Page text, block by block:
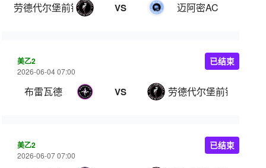
劳德代尔堡前锋 VS 迈阿密AC
美乙2
2026-06-04 07:00
布雷瓦德 VS 劳德代尔堡前锋
已结束
美乙2
2026-06-07 07:00
已结束